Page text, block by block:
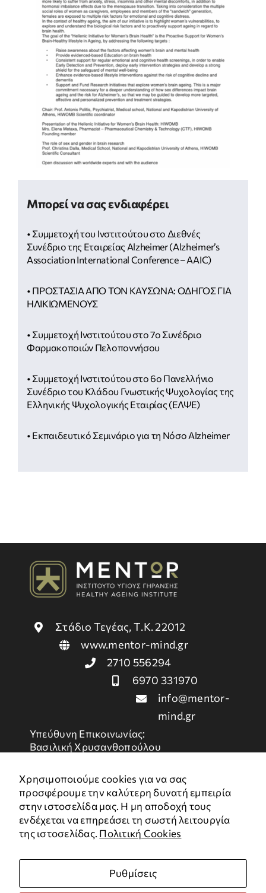
Μπορεί να σας ενδιαφέρει
• Συμμετοχή του Ινστιτούτου στο Διεθνές
Συνέδριο της Εταιρείας Alzheimer (Alzheimer’s
Association International Conference – AAIC)
• ΠΡΟΣΤΑΣΙΑ ΑΠΟ ΤΟΝ ΚΑΥΣΩΝΑ: ΟΔΗΓΟΣ ΓΙΑ
ΗΛΙΚΙΩΜΕΝΟΥΣ
• Συμμετοχή Ινστιτούτου στο 7ο Συνέδριο
Φαρμακοποιών Πελοποννήσου
• Συμμετοχή Ινστιτούτου στο 6ο Πανελλήνιο
Συνέδριο του Κλάδου Γνωστικής Ψυχολογίας της
Ελληνικής Ψυχολογικής Εταιρίας (ΕΛΨΕ)
• Εκπαιδευτικό Σεμινάριο για τη Νόσο Alzheimer
Στάδιο Τεγέας, Τ.Κ. 22012
www.mentor-mind.gr
2710 556294
6970 331970
info@mentor-
mind.gr
Υπεύθυνη Επικοινωνίας:
Βασιλική Χρυσανθοπούλου
Χρήσιμοι Σύνδεσμοι
Πολιτική Απορρήτου
Όροι Χρήσης
Cookies
Με την υποστήριξη
Χρησιμοποιούμε cookies για να σας
προσφέρουμε την καλύτερη δυνατή εμπειρία
στην ιστοσελίδα μας. Η μη αποδοχή τους
ενδέχεται να επηρεάσει τη σωστή λειτουργία
της ιστοσελίδας. Πολιτική Cookies
Ρυθμίσεις